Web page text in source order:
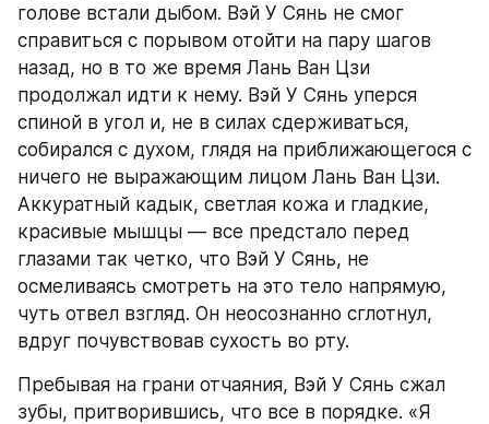
голове встали дыбом. Вэй У Сянь не смог
справиться с порывом отойти на пару шагов
назад, но в то же время Лань Ван Цзи
продолжал идти к нему. Вэй У Сянь уперся
спиной в угол и, не в силах сдерживаться,
собирался с духом, глядя на приближающегося с
ничего не выражающим лицом Лань Ван Цзи.
Аккуратный кадык, светлая кожа и гладкие,
красивые мышцы — все предстало перед
глазами так четко, что Вэй У Сянь, не
осмеливаясь смотреть на это тело напрямую,
чуть отвел взгляд. Он неосознанно сглотнул,
вдруг почувствовав сухость во рту.
Пребывая на грани отчаяния, Вэй У Сянь сжал
зубы, притворившись, что все в порядке. «Я